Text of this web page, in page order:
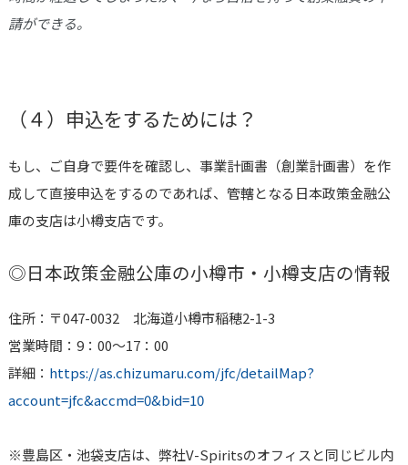
請ができる。
（４）申込をするためには？
もし、ご自身で要件を確認し、事業計画書（創業計画書）を作
成して直接申込をするのであれば、管轄となる日本政策金融公
庫の支店は小樽支店です。
◎日本政策金融公庫の小樽市・小樽支店の情報
住所：〒047-0032 北海道小樽市稲穂2-1-3
営業時間：9：00〜17：00
詳細： https://as.chizumaru.com/jfc/detailMap?
account=jfc&accmd=0&bid=10
※豊島区・池袋支店は、弊社V-Spiritsのオフィスと同じビル内